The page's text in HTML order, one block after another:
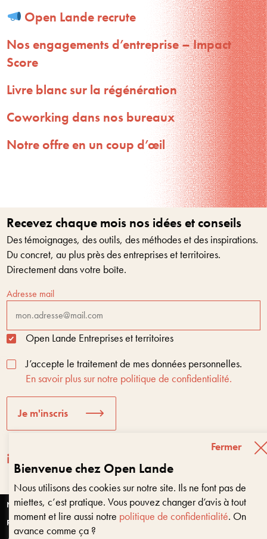
Nous vous aidons à être encore là dans 10 ans
?
Open Lande recrute
Nos engagements d’entreprise – Impact
Score
Livre blanc sur la régénération
Coworking dans nos bureaux
Notre offre en un coup d’œil
Recevez chaque mois nos idées et conseils
Des témoignages, des outils, des méthodes et des inspirations.
Du concret, au plus près des entreprises et territoires.
Directement dans votre boîte.
Adresse mail
Open Lande Entreprises et territoires
J’accepte le traitement de mes données personnelles.
En savoir plus sur notre politique de confidentialité.
Je m'inscris
Nantes
Paris
Bienvenue chez Open Lande
Fermer
Nous utilisons des cookies sur notre site. Ils ne font pas de
miettes, c’est pratique. Vous pouvez changer d’avis à tout
moment et lire aussi notre politique de confidentialité. On
avance comme ça ?